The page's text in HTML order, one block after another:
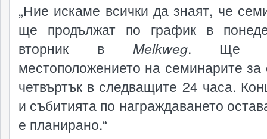
„Ние искаме всички да знаят, че
ще продължат по график в
вторник в Melkweg. Ще
местоположението на семинарите за
четвъртък в следващите 24 часа.
и събитията по награждаването
е планирано.“